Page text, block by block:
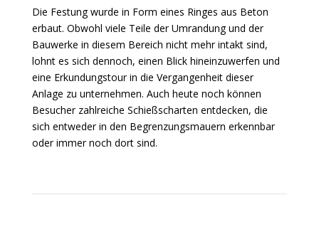
Die Festung wurde in Form eines Ringes aus Beton
erbaut. Obwohl viele Teile der Umrandung und der
Bauwerke in diesem Bereich nicht mehr intakt sind,
lohnt es sich dennoch, einen Blick hineinzuwerfen und
eine Erkundungstour in die Vergangenheit dieser
Anlage zu unternehmen. Auch heute noch können
Besucher zahlreiche Schießscharten entdecken, die
sich entweder in den Begrenzungsmauern erkennbar
oder immer noch dort sind.